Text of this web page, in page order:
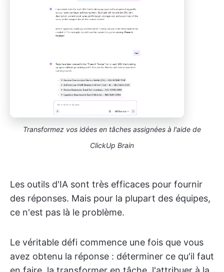
Transformez vos idées en tâches assignées à l'aide de
ClickUp Brain
Les outils d'IA sont très efficaces pour fournir
des réponses. Mais pour la plupart des équipes,
ce n'est pas là le problème.
Le véritable défi commence une fois que vous
avez obtenu la réponse : déterminer ce qu'il faut